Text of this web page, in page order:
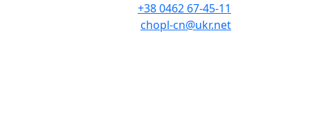
+38 0462 67-45-11
chopl-cn@ukr.net